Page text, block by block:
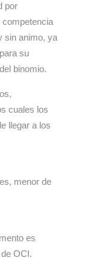
por
competencia
sin animo, ya
su
binomio.
cuales los
llegar a los
menor de
es
OCI.